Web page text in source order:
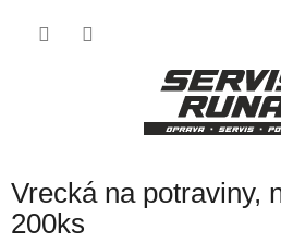
Vrecká na potraviny,
200ks